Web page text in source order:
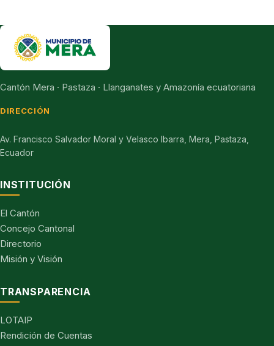
Cantón Mera · Pastaza · Llanganates y Amazonía ecuatoriana
DIRECCIÓN
Av. Francisco Salvador Moral y Velasco Ibarra, Mera, Pastaza,
Ecuador
INSTITUCIÓN
El Cantón
Concejo Cantonal
Directorio
Misión y Visión
TRANSPARENCIA
LOTAIP
Rendición de Cuentas